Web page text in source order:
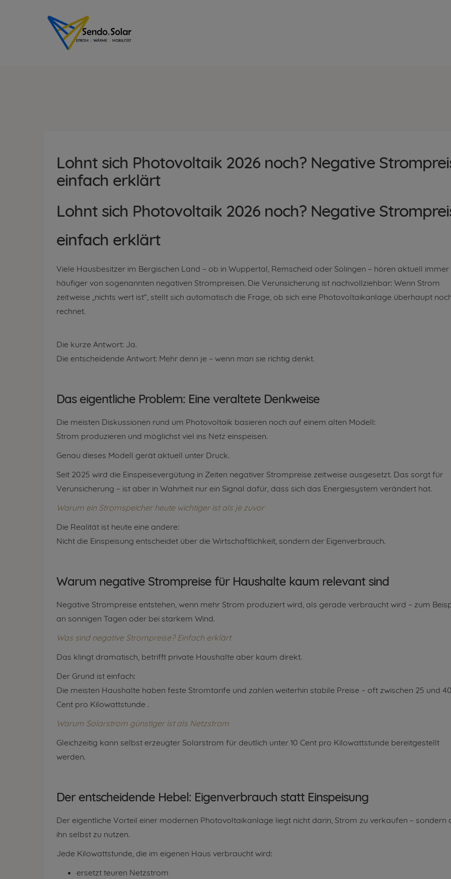
Lohnt sich Photovoltaik 2026 noch? Negative
einfach erklärt
Lohnt sich Photovoltaik 2026 noch? Negative
einfach erklärt
Viele Hausbesitzer im Bergischen Land – ob in Wuppertal, Remscheid oder Solingen – hören aktuell immer
häufiger von sogenannten negativen Strompreisen. Die Verunsicherung ist nachvollziehbar: Wenn Strom
zeitweise „nichts wert ist“, stellt sich automatisch die Frage, ob sich eine Photovoltaikanlage überhaupt
rechnet.
Die kurze Antwort: Ja.
Die entscheidende Antwort: Mehr denn je – wenn man sie richtig denkt.
Das eigentliche Problem: Eine veraltete Denkweise
Die meisten Diskussionen rund um Photovoltaik basieren noch auf einem alten Modell:
Strom produzieren und möglichst viel ins Netz einspeisen.
Genau dieses Modell gerät aktuell unter Druck.
Seit 2025 wird die Einspeisevergütung in Zeiten negativer Strompreise zeitweise ausgesetzt. Das sorgt für
Verunsicherung – ist aber in Wahrheit nur ein Signal dafür, dass sich das Energiesystem verändert hat.
Warum ein Stromspeicher heute wichtiger ist als je zuvor
Die Realität ist heute eine andere:
Nicht die Einspeisung entscheidet über die Wirtschaftlichkeit, sondern der Eigenverbrauch.
Warum negative Strompreise für Haushalte kaum relevant sind
Negative Strompreise entstehen, wenn mehr Strom produziert wird, als gerade verbraucht wird – zum
an sonnigen Tagen oder bei starkem Wind.
Was sind negative Strompreise? Einfach erklärt
Das klingt dramatisch, betrifft private Haushalte aber kaum direkt.
Der Grund ist einfach:
Die meisten Haushalte haben feste Stromtarife und zahlen weiterhin stabile Preise – oft zwischen 25 und
Cent pro Kilowattstunde .
Warum Solarstrom günstiger ist als Netzstrom
Gleichzeitig kann selbst erzeugter Solarstrom für deutlich unter 10 Cent pro Kilowattstunde bereitgestellt
werden.
Der entscheidende Hebel: Eigenverbrauch statt Einspeisung
Der eigentliche Vorteil einer modernen Photovoltaikanlage liegt nicht darin, Strom zu verkaufen – sondern
ihn selbst zu nutzen.
Jede Kilowattstunde, die im eigenen Haus verbraucht wird:
ersetzt teuren Netzstrom